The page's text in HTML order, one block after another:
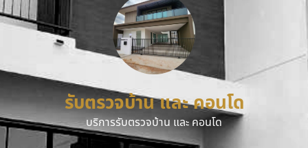
รับตรวจบ้าน และ คอนโด
บริการรับตรวจบ้าน และ คอนโด